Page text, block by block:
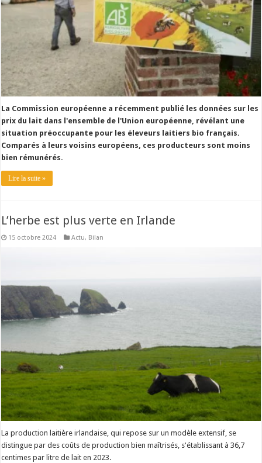
La Commission européenne a récemment publié les données sur les
prix du lait dans l'ensemble de l'Union européenne, révélant une
situation préoccupante pour les éleveurs laitiers bio français.
Comparés à leurs voisins européens, ces producteurs sont moins
bien rémunérés.
Lire la suite »
L’herbe est plus verte en Irlande
15 octobre 2024 Actu, Bilan
La production laitière irlandaise, qui repose sur un modèle extensif, se
distingue par des coûts de production bien maîtrisés, s'établissant à 36,7
centimes par litre de lait en 2023.